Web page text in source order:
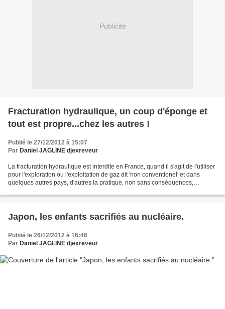
Publicité
Fracturation hydraulique, un coup d'éponge et
tout est propre...chez les autres !
Publié le 27/12/2012 à 15:07
Par Daniel JAGLINE djexreveur
La fracturation hydraulique est interdite en France, quand il s'agit de l'utiliser
pour l'exploration ou l'exploitation de gaz dit 'non conventionel' et dans
quelques autres pays, d'autres la pratique, non sans conséquences,
Japon, les enfants sacrifiés au nucléaire.
Publié le 26/12/2012 à 16:46
Par Daniel JAGLINE djexreveur